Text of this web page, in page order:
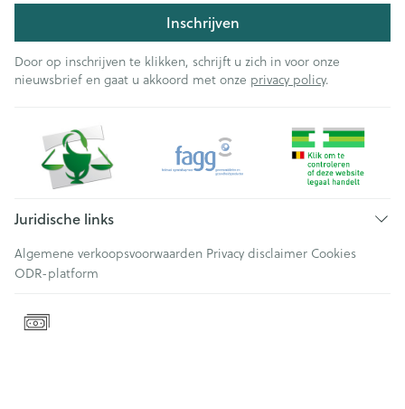
Inschrijven
Door op inschrijven te klikken, schrijft u zich in voor onze
nieuwsbrief en gaat u akkoord met onze privacy policy.
Juridische links
Algemene verkoopsvoorwaarden Privacy disclaimer Cookies
ODR-platform